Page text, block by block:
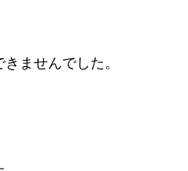
ませんでした。